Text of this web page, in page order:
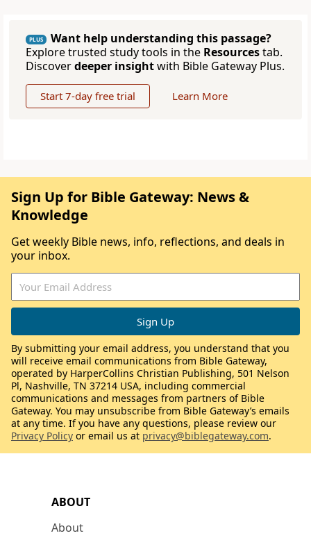
PLUS
Want help understanding this passage?
Explore trusted study tools in the Resourcestab.
Discoverdeeper insightwith Bible Gateway Plus.
Start 7-day free trial Learn More
ABOUT
About
Sign Up for Bible Gateway: News &
Knowledge
Get weekly Bible news, info, reflections, and deals in
your inbox.
By submitting your email address, you understand that you
will receive email communications from Bible Gateway,
operated by HarperCollins Christian Publishing, 501 Nelson
Pl, Nashville, TN 37214 USA, including commercial
communications and messages from partners of Bible
Gateway. You may unsubscribe from Bible Gateway’s emails
at any time. If you have any questions, please review our
Privacy Policy or email us at privacy@biblegateway.com.